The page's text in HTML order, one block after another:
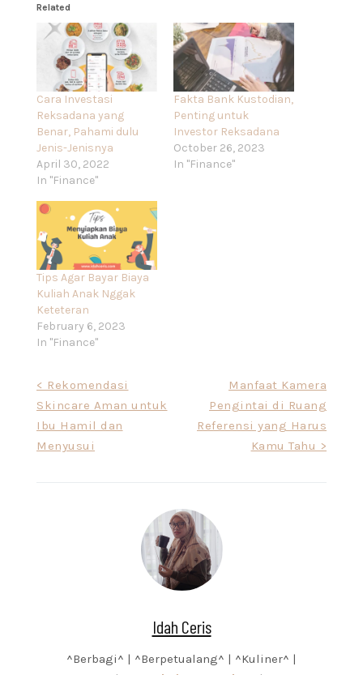
Related
Cara Investasi
Reksadana yang
Benar, Pahami dulu
Jenis-Jenisnya
April 30, 2022
In "Finance"
Fakta Bank Kustodian,
Penting untuk
Investor Reksadana
October 26, 2023
In "Finance"
Tips Agar Bayar Biaya
Kuliah Anak Nggak
Keteteran
February 6, 2023
In "Finance"
navigation
< Rekomendasi
Skincare Aman untuk
Ibu Hamil dan
Menyusui
Manfaat Kamera
Pengintai di Ruang
Referensi yang Harus
Kamu Tahu >
Idah Ceris
^Berbagi^ | ^Berpetualang^ | ^Kuliner^ |